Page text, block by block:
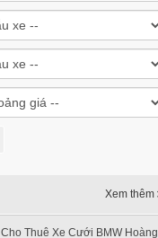
Xem thêm
Cho Thuê Xe Cưới BMW Hoàng